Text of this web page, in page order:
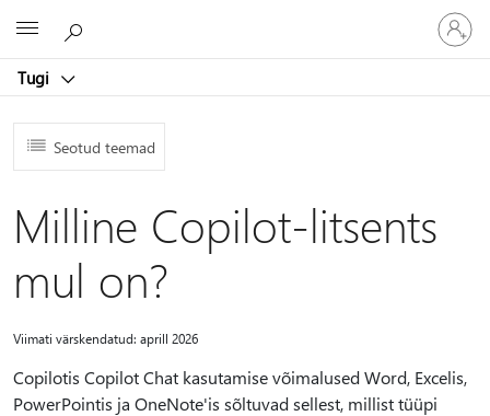
Tugi
Logige
sisse
oma
Seotud teemad
Milline Copilot-litsents
mul on?
Viimati värskendatud: aprill 2026
Copilotis Copilot Chat kasutamise võimalused Word, Excelis,
PowerPointis ja OneNote'is sõltuvad sellest, millist tüüpi